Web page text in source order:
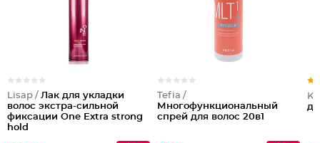
Lisap / Лак для укладки
волос экстра-сильной
фиксации One Extra strong
hold
Tefia /
Многофункциональный
спрей для волос 20в1